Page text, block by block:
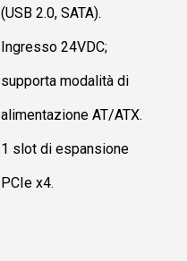
(USB 2.0, SATA).
Ingresso 24VDC;
supporta modalità di
alimentazione AT/ATX.
1 slot di espansione
PCIe x4.